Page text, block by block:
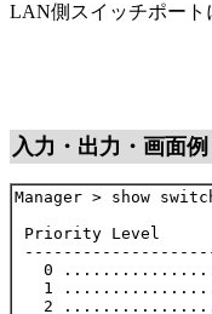
LAN側スイッチポート
入力・出力・画面例
Manager > show
Priority Level
0
1
2